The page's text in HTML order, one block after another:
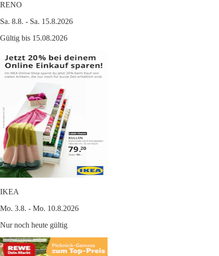
RENO
Sa. 8.8. - Sa. 15.8.2026
Gültig bis 15.08.2026
IKEA
Mo. 3.8. - Mo. 10.8.2026
Nur noch heute gültig